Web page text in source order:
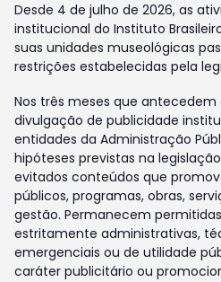
Desde 4 de julho de 2026, as
institucional do Instituto
suas unidades museológicas
restrições estabelecidas pela
Nos três meses que antecedem
divulgação de publicidade
entidades da Administração
hipóteses previstas na
evitados conteúdos que
públicos, programas, obras,
gestão. Permanecem
estritamente administrativas,
emergenciais ou de utilidade
caráter publicitário ou